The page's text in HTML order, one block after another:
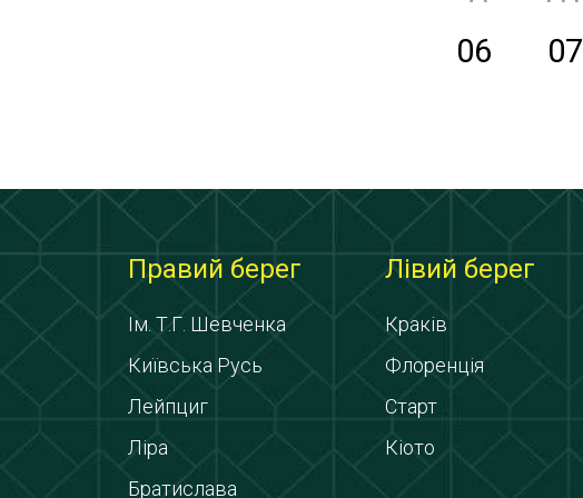
06
07
Правий берег
Ім. Т.Г. Шевченка
Київська Русь
Лейпциг
Ліра
Братислава
Лівий берег
Краків
Флоренція
Старт
Кіото